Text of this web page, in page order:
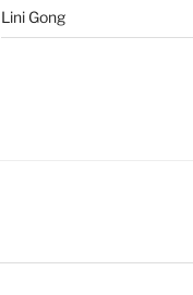
Lini Gong